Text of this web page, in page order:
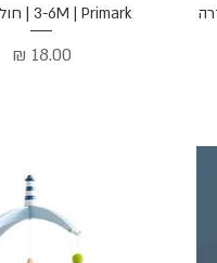
תצוגה מהירה
3-6M | Primark | חולצת פולו
מחיר